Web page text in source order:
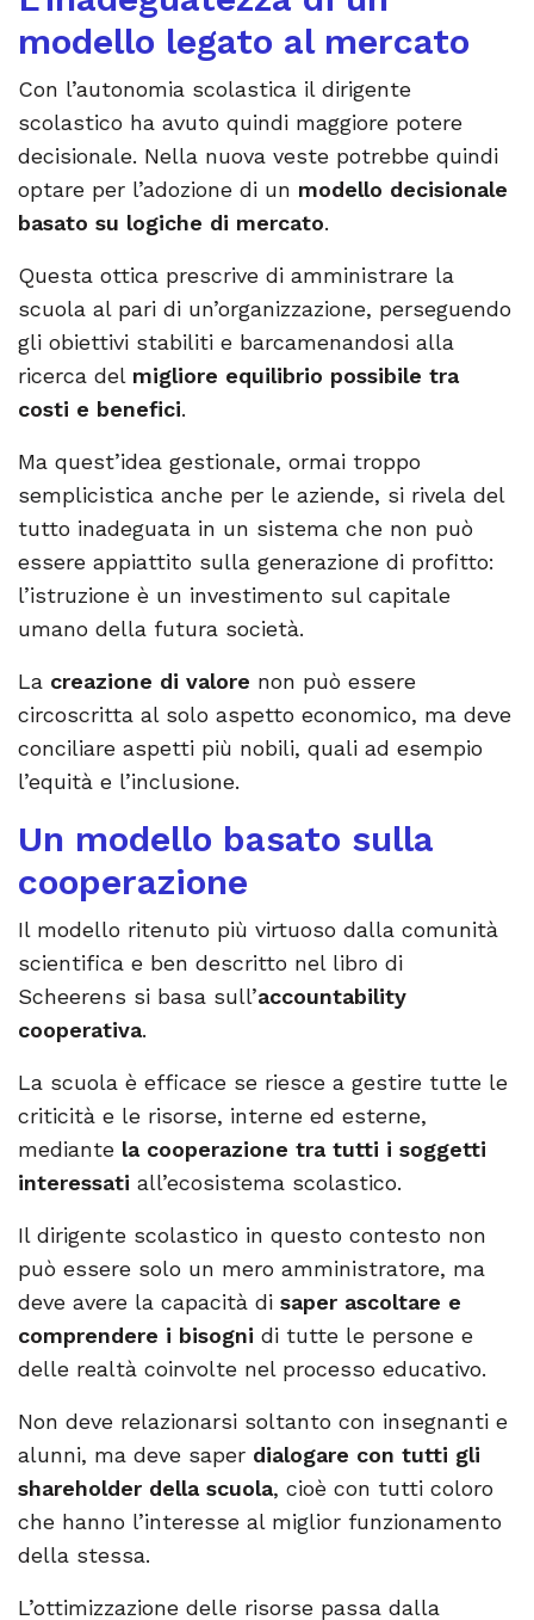
modello legato al mercato
Con l’autonomia scolastica il dirigente
scolastico ha avuto quindi maggiore potere
decisionale. Nella nuova veste potrebbe quindi
optare per l’adozione di un modello decisionale
basato su logiche di mercato.
Questa ottica prescrive di amministrare la
scuola al pari di un’organizzazione, perseguendo
gli obiettivi stabiliti e barcamenandosi alla
ricerca del migliore equilibrio possibile tra
costi e benefici.
Ma quest’idea gestionale, ormai troppo
semplicistica anche per le aziende, si rivela del
tutto inadeguata in un sistema che non può
essere appiattito sulla generazione di profitto:
l’istruzione è un investimento sul capitale
umano della futura società.
La creazione di valore non può essere
circoscritta al solo aspetto economico, ma deve
conciliare aspetti più nobili, quali ad esempio
l’equità e l’inclusione.
Un modello basato sulla
cooperazione
Il modello ritenuto più virtuoso dalla comunità
scientifica e ben descritto nel libro di
Scheerens si basa sull’accountability
cooperativa.
La scuola è efficace se riesce a gestire tutte le
criticità e le risorse, interne ed esterne,
mediante la cooperazione tra tutti i soggetti
interessati all’ecosistema scolastico.
Il dirigente scolastico in questo contesto non
può essere solo un mero amministratore, ma
deve avere la capacità di saper ascoltare e
comprendere i bisogni di tutte le persone e
delle realtà coinvolte nel processo educativo.
Non deve relazionarsi soltanto con insegnanti e
alunni, ma deve saper dialogare con tutti gli
shareholder della scuola, cioè con tutti coloro
che hanno l’interesse al miglior funzionamento
della stessa.
L’ottimizzazione delle risorse passa dalla